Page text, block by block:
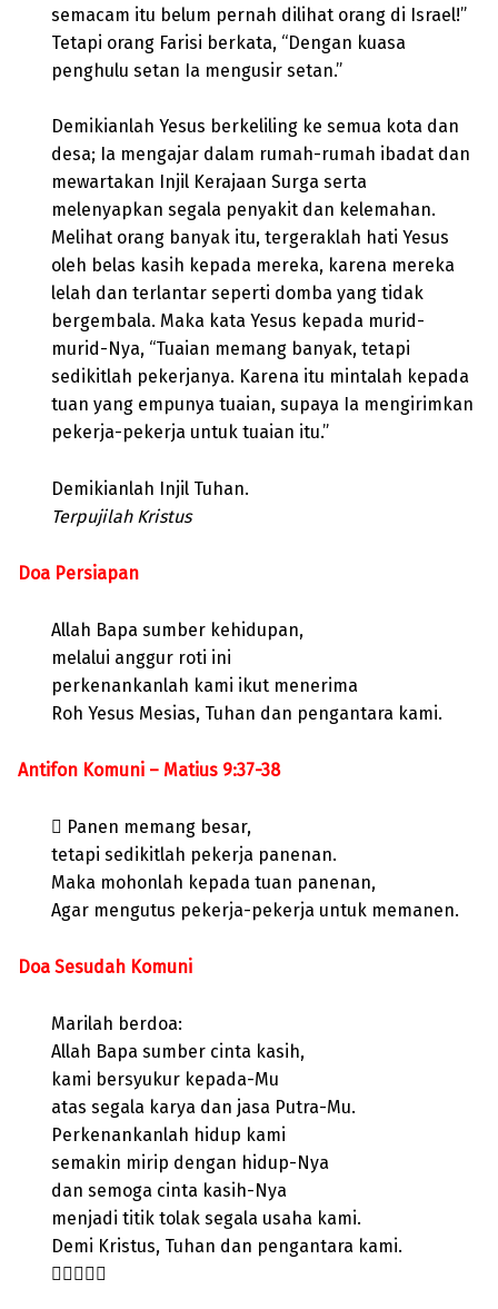
semacam itu belum pernah dilihat orang di Israel!”
Tetapi orang Farisi berkata, “Dengan kuasa
penghulu setan Ia mengusir setan.”
Demikianlah Yesus berkeliling ke semua kota dan
desa; Ia mengajar dalam rumah-rumah ibadat dan
mewartakan Injil Kerajaan Surga serta
melenyapkan segala penyakit dan kelemahan.
Melihat orang banyak itu, tergeraklah hati Yesus
oleh belas kasih kepada mereka, karena mereka
lelah dan terlantar seperti domba yang tidak
bergembala. Maka kata Yesus kepada murid-
murid-Nya, “Tuaian memang banyak, tetapi
sedikitlah pekerjanya. Karena itu mintalah kepada
tuan yang empunya tuaian, supaya Ia mengirimkan
pekerja-pekerja untuk tuaian itu.”
Demikianlah Injil Tuhan.
Terpujilah Kristus
Doa Persiapan
Allah Bapa sumber kehidupan,
melalui anggur roti ini
perkenankanlah kami ikut menerima
Roh Yesus Mesias, Tuhan dan pengantara kami.
Antifon Komuni – Matius 9:37-38
 Panen memang besar,
tetapi sedikitlah pekerja panenan.
Maka mohonlah kepada tuan panenan,
Agar mengutus pekerja-pekerja untuk memanen.
Doa Sesudah Komuni
Marilah berdoa:
Allah Bapa sumber cinta kasih,
kami bersyukur kepada-Mu
atas segala karya dan jasa Putra-Mu.
Perkenankanlah hidup kami
semakin mirip dengan hidup-Nya
dan semoga cinta kasih-Nya
menjadi titik tolak segala usaha kami.
Demi Kristus, Tuhan dan pengantara kami.
